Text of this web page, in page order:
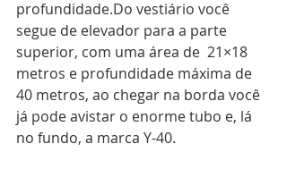
profundidade.Do vestiário você
segue de elevador para a parte
superior, com uma área de  21×18
metros e profundidade máxima de
40 metros, ao chegar na borda você
já pode avistar o enorme tubo e, lá
no fundo, a marca Y-40.